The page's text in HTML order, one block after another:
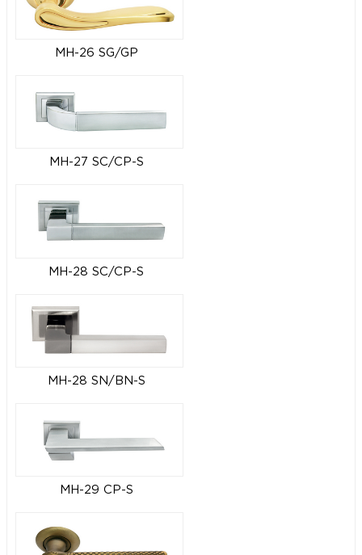
MH-26 SG/GP
MH-27 SC/CP-S
MH-28 SC/CP-S
MH-28 SN/BN-S
MH-29 CP-S